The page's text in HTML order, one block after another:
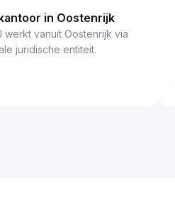
in Oostenrijk
werkt vanuit Oostenrijk via
juridische entiteit.